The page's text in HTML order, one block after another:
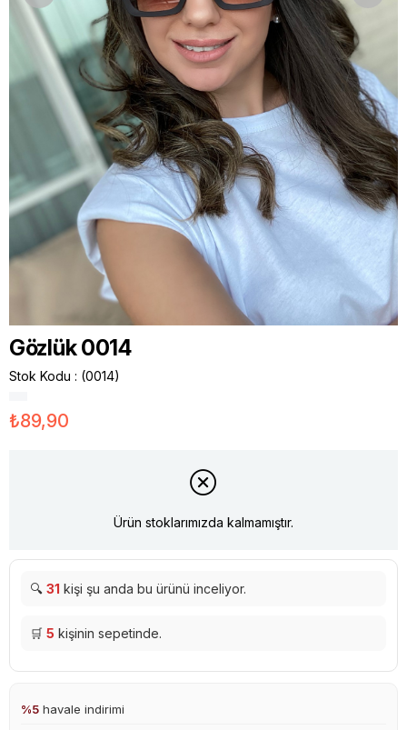
Gözlük 0014
Stok Kodu (0014)
₺89,90
Ürün stoklarımızda kalmamıştır.
🔍 31 kişi şu anda bu ürünü inceliyor.
🛒 5 kişinin sepetinde.
%5 havale indirimi